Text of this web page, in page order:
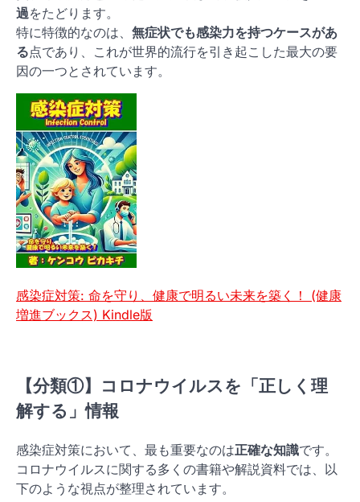
過をたどります。
特に特徴的なのは、 無症状でも感染力を持つケースがあ
る点であり、これが世界的流行を引き起こした最大の要
因の一つとされています。
感染症対策: 命を守り、健康で明るい未来を築く！ (健康
増進ブックス) Kindle版
【分類①】コロナウイルスを「正しく理
解する」情報
感染症対策において、最も重要なのは正確な知識です。
コロナウイルスに関する多くの書籍や解説資料では、以
下のような視点が整理されています。